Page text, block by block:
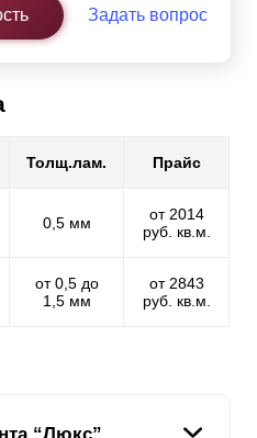
Задать вопрос
Толщ.лам. Прайс
0,5 мм
от 2014
руб. кв.м.
от 0,5 до
1,5 мм
от 2843
руб. кв.м.
“Люкс”